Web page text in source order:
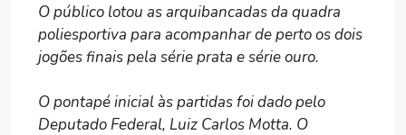
O público lotou as arquibancadas da quadra
poliesportiva para acompanhar de perto os dois
jogões finais pela série prata e série ouro.
O pontapé inicial às partidas foi dado pelo
Deputado Federal, Luiz Carlos Motta. O